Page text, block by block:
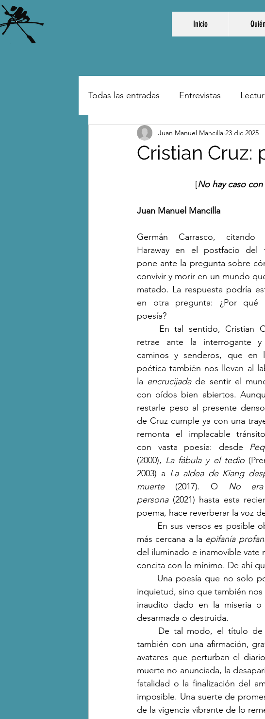
Inicio
Todas las entradas Entrevistas
Cristian Cruz:
Juan Manuel Mancilla 23 dic 2025
[No hay caso
Juan Manuel Mancilla
Germán Carrasco,
Haraway en el postfacio del
pone ante la pregunta sobre
convivir y morir en un mundo
matado. La respuesta podría
en otra pregunta: ¿Por qué
poesía?
retrae ante la interrogante
caminos y senderos, que en
poética también nos llevan al
la encrucijada de sentir el
con oídos bien abiertos.
restarle peso al presente
de Cruz cumple ya con una
remonta el implacable
con vasta poesía: desde
(2000), La fábula y el tedio
2003) a La aldea de Kiang
muerte (2017). O No
persona (2021) hasta esta
poema, hace reverberar la voz
más cercana a la epifanía
del iluminado e inamovible vate
concita con lo mínimo. De ahí
inquietud, sino que también
inaudito dado en la miseria
desarmada o destruida.
también con una afirmación,
avatares que perturban el
muerte no anunciada, la
fatalidad o la finalización del
imposible. Una suerte de
de la vigencia vibrante de lo